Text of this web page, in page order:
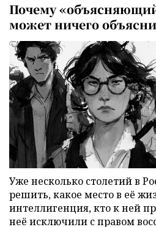
Почему
может ничего
Уже несколько столетий в
решить, какое место в её
интеллигенция, кто к ней
неё исключили с правом